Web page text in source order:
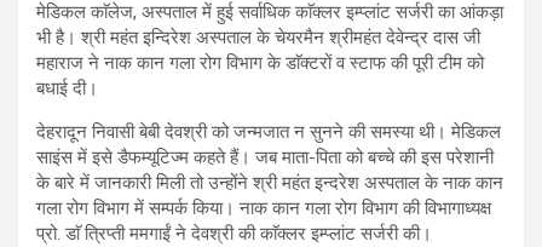
मेडिकल काॅलेज, अस्पताल में हुई सर्वाधिक काॅक्लर इम्प्लांट सर्जरी का आंकड़ा
भी है। श्री महंत इन्दिरेश अस्पताल के चेयरमैन श्रीमहंत देवेन्द्र दास जी
महाराज ने नाक कान गला रोग विभाग के डाॅक्टरों व स्टाफ की पूरी टीम को
बधाई दी।
देहरादून निवासी बेबी देवश्री को जन्मजात न सुनने की समस्या थी। मेडिकल
साइंस में इसे डैफम्यूटिज्म कहते हैं। जब माता-पिता को बच्चे की इस परेशानी
के बारे में जानकारी मिली तो उन्होंने श्री महंत इन्दरेश अस्पताल के नाक कान
गला रोग विभाग में सम्पर्क किया। नाक कान गला रोग विभाग की विभागाध्यक्ष
प्रो. डाॅ त्रिप्ती ममगाईं ने देवश्री की काॅक्लर इम्प्लांट सर्जरी की।